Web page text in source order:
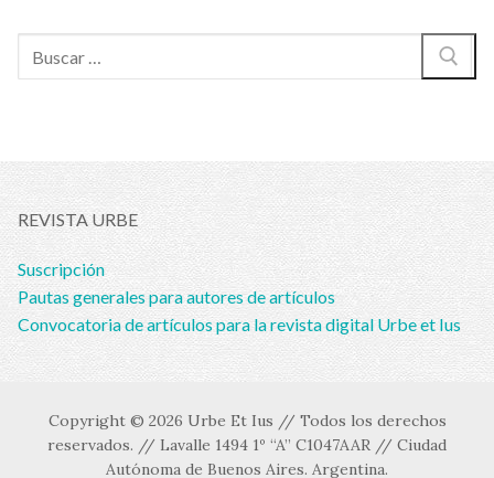
REVISTA URBE
Suscripción
Pautas generales para autores de artículos
Convocatoria de artículos para la revista digital Urbe et Ius
Copyright © 2026 Urbe Et Ius // Todos los derechos
reservados. // Lavalle 1494 1º “A” C1047AAR // Ciudad
Autónoma de Buenos Aires. Argentina.